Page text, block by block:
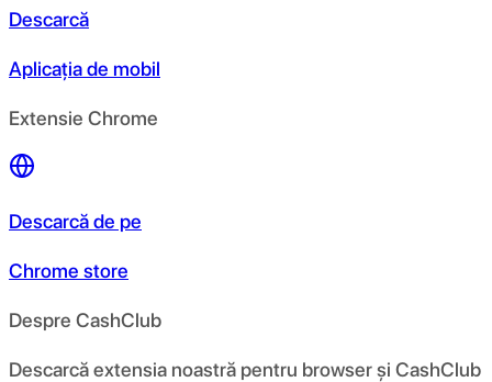
Descarcă
Aplicația de mobil
Extensie Chrome
Descarcă de pe
Chrome store
Despre CashClub
Descarcă extensia noastră pentru browser și CashClub